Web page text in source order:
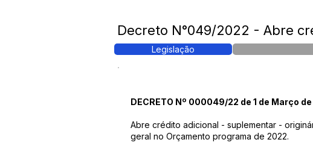
Decreto N°049/2022 - Abre
Legislação
DECRETO Nº 000049/22 de 1 de Março
Abre crédito adicional - suplementar -
geral no Orçamento programa de 2022.